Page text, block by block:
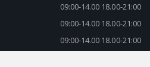
09:00-14.00 18.00-21:00
09:00-14.00 18.00-21:00
09:00-14.00 18.00-21:00